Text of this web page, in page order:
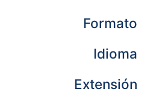
Formato
Idioma
Extensión